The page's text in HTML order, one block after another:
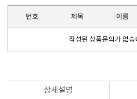
번호 제목 이름
작성된 상품문의가 없습
상세설명